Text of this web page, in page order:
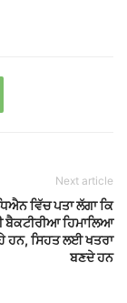
Next article
ਵਿੱਚ ਪਤਾ ਲੱਗਾ ਕਿ
ਬੈਕਟੀਰੀਆ ਹਿਮਾਲਿਆ
ਹਨ, ਸਿਹਤ ਲਈ ਖਤਰਾ
ਬਣਦੇ ਹਨ